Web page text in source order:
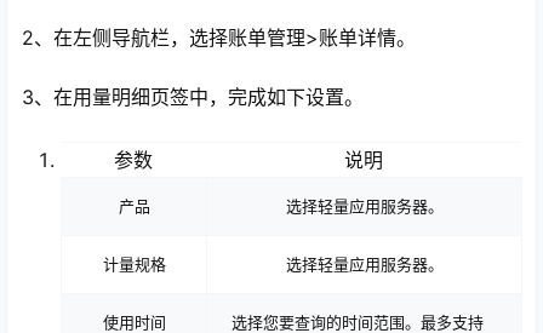
2、在左侧导航栏，选择账单管理>账单详情。
3、在用量明细页签中，完成如下设置。
参数 说明
产品 选择轻量应用服务器。
计量规格 选择轻量应用服务器。
使用时间
选择您要查询的时间范围。最多支持